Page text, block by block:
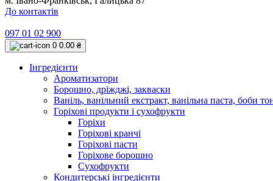
До контактів
097 01 02 900
0 0.00 ₴
Інгредієнти
Ароматизатори
Борошно, дріжджі, закваски
Ваніль, ванільний екстракт, ванільна паста, боби
Горіхові продукти і сухофрукти
Горіхи
Горіхові кранчі
Горіхові пасти
Горіхове борошно
Сухофрукти
Кондитерські інгредієнти